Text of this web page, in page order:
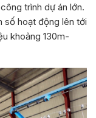
trình dự án lớn.
số hoạt động lên tới
khoảng 130m-